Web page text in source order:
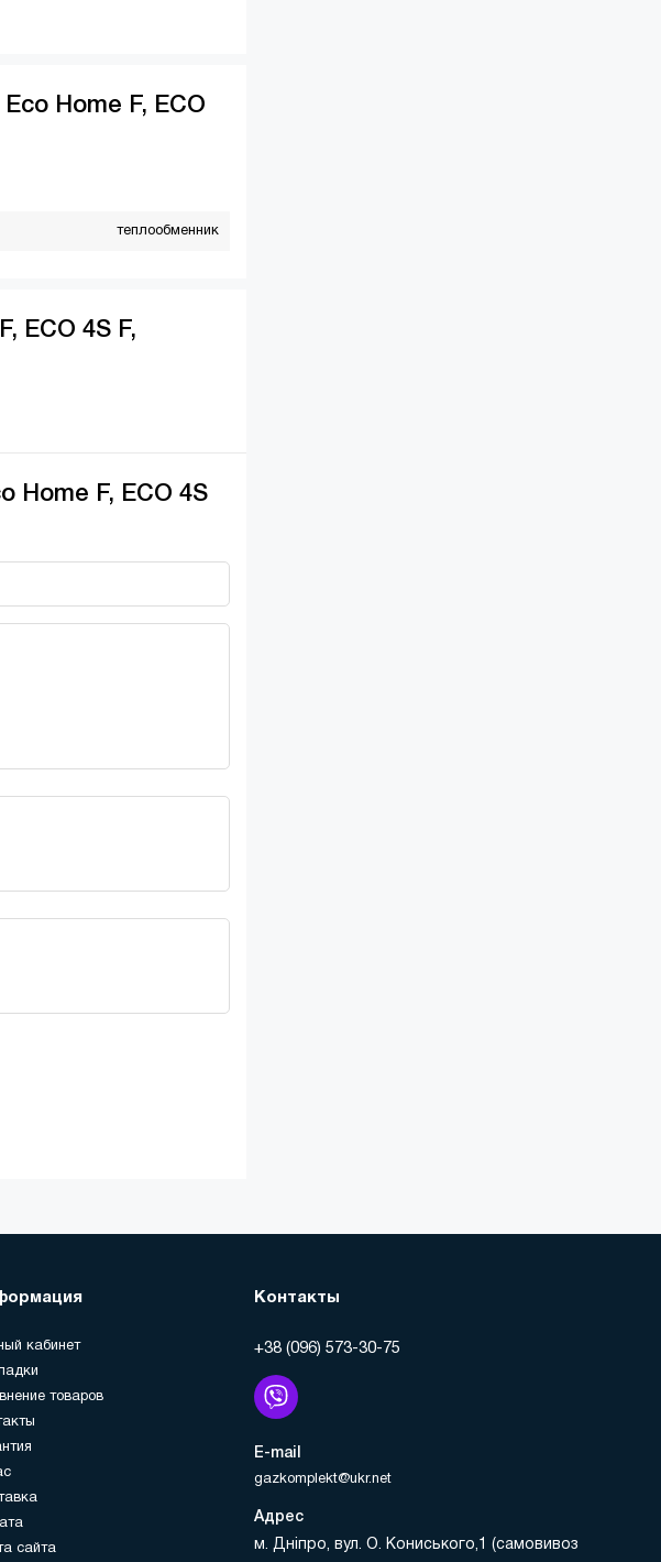
Home F, ECO
теплообменник
ECO 4S F,
Home F, ECO 4S
кабинет
товаров
сайта
Контакты
+38 (096) 573-30-75
E-mail
gazkomplekt@ukr.net
Адрес
м. Дніпро, вул. О. Кониського,1 (самовивоз